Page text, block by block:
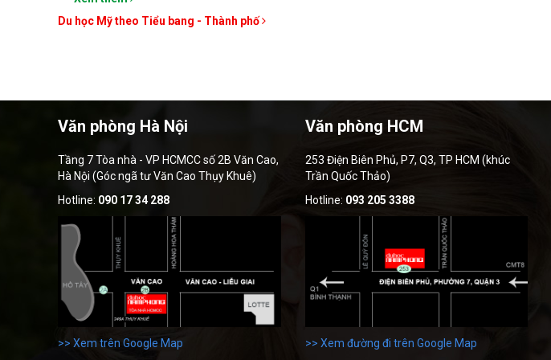
Du học Mỹ theo Tiểu bang - Thành phố
Văn phòng Hà Nội
Tầng 7 Tòa nhà - VP HCMCC số 2B Văn Cao,
Hà Nội (Góc ngã tư Văn Cao Thụy Khuê)
Hotline: 090 17 34 288
>> Xem trên Google Map
Văn phòng HCM
253 Điện Biên Phủ, P7, Q3, TP HCM (khúc
Trần Quốc Thảo)
Hotline: 093 205 3388
>> Xem đường đi trên Google Map